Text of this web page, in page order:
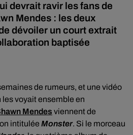
devrait ravir les fans de
Mendes : les deux
dévoiler un court extrait
baptisée
de rumeurs, et une vidéo
voyait ensemble en
Mendes viennent de
intitulée Monster. Si le morceau